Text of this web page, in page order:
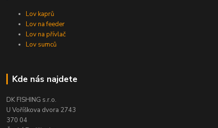
Lov kaprů
Lov na feeder
Lov na přívlač
Lov sumců
Kde nás najdete
DK FISHING s.r.o.
U Voříškova dvora 2743
370 04